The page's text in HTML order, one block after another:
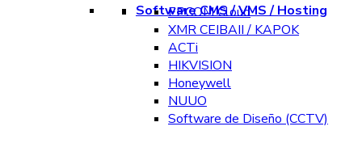
Software CMS / VMS / Hosting
EPCOM Cloud
XMR CEIBAII / KAPOK
ACTi
HIKVISION
Honeywell
NUUO
Software de Diseño (CCTV)